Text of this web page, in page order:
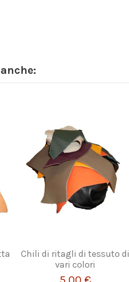
Chili di ritagli di tessuto di
vari colori